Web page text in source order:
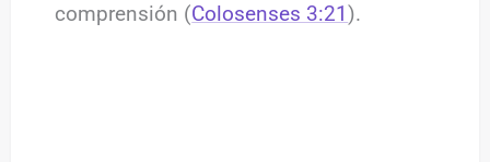
comprensión (Colosenses 3:21).